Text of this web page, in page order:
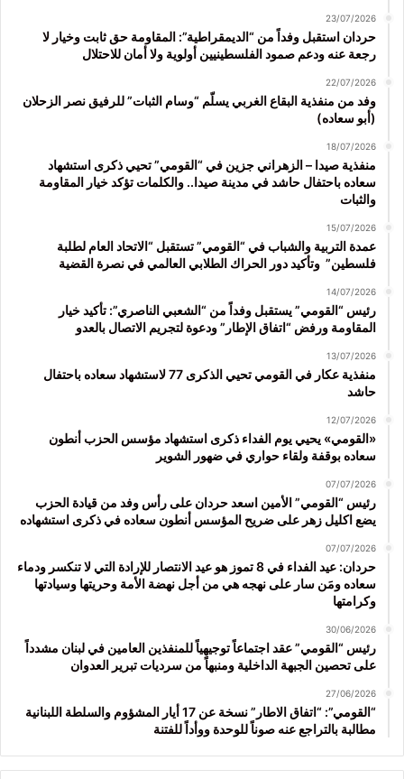
23/07/2026
حردان استقبل وفداً من “الديمقراطية”: المقاومة حق ثابت وخيار لا
رجعة عنه ودعم صمود الفلسطينيين أولوية ولا أمان للاحتلال
22/07/2026
وفد من منفذية البقاع الغربي يسلّم “وسام الثبات” للرفيق نصر الزحلان
(أبو سعاده)
18/07/2026
منفذية صيدا – الزهراني جزين في “القومي” تحيي ذكرى استشهاد
سعاده باحتفال حاشد في مدينة صيدا.. والكلمات تؤكد خيار المقاومة
والثبات
15/07/2026
عمدة التربية والشباب في “القومي” تستقبل “الاتحاد العام لطلبة
فلسطين” وتأكيد دور الحراك الطلابي العالمي في نصرة القضية
14/07/2026
رئيس “القومي” يستقبل وفداً من “الشعبي الناصري”: تأكيد خيار
المقاومة ورفض “اتفاق الإطار” ودعوة لتجريم الاتصال بالعدو
13/07/2026
منفذية عكار في القومي تحيي الذكرى 77 لاستشهاد سعاده باحتفال
حاشد
12/07/2026
«القومي» يحيي يوم الفداء ذكرى استشهاد مؤسس الحزب أنطون
سعاده بوقفة ولقاء حواري في ضهور الشوير
07/07/2026
رئيس “القومي” الأمين اسعد حردان على رأس وفد من قيادة الحزب
يضع اكليل زهر على ضريح المؤسس أنطون سعاده في ذكرى استشهاده
07/07/2026
حردان: عيد الفداء في 8 تموز هو عيد الانتصار للإرادة التي لا تنكسر ودماء
سعاده ومَن سار على نهجه هي من أجل نهضة الأمة وحريتها وسيادتها
وكرامتها
30/06/2026
رئيس “القومي” عقد اجتماعاً توجيهياً للمنفذين العامين في لبنان مشدداً
على تحصين الجبهة الداخلية ومنبهاً من سرديات تبرير العدوان
27/06/2026
“القومي”: “اتفاق الاطار” نسخة عن 17 أيار المشؤوم والسلطة اللبنانية
مطالبة بالتراجع عنه صوناً للوحدة ووأداً للفتنة